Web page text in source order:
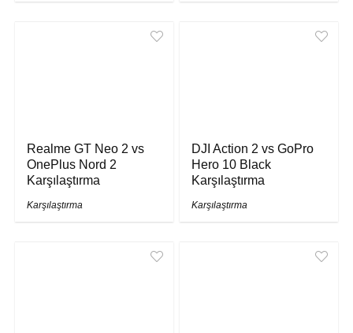
Realme GT Neo 2 vs
OnePlus Nord 2
Karşılaştırma
Karşılaştırma
DJI Action 2 vs GoPro
Hero 10 Black
Karşılaştırma
Karşılaştırma